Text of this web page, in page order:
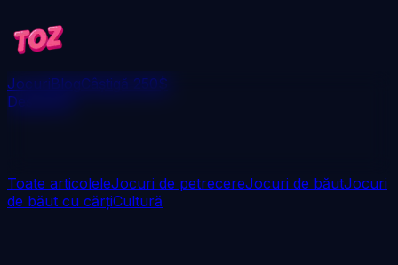
JocuriBlogCâștigă 250$
Descarcă
Toate articoleleJocuri de petrecereJocuri de băutJocuri
de băut cu cărțiCultură